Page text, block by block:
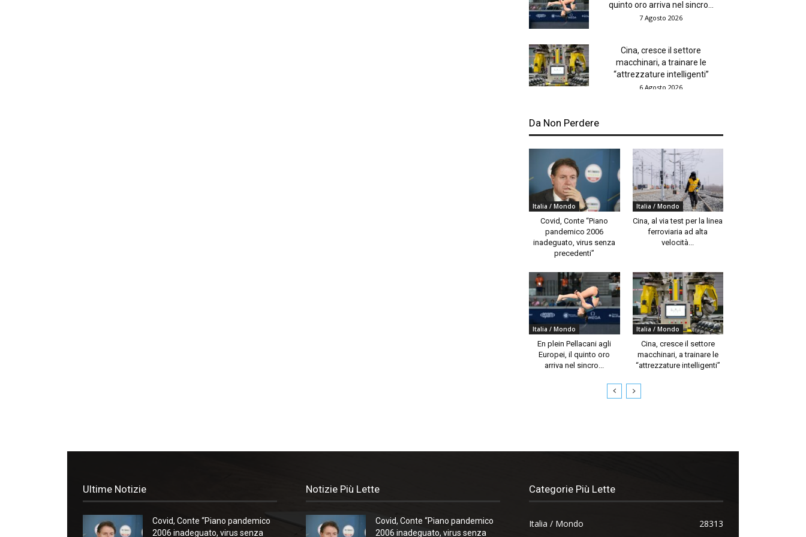
quinto oro arriva nel sincro...
7 Agosto 2026
Cina, cresce il settore
macchinari, a trainare le
“attrezzature intelligenti”
6 Agosto 2026
Da Non Perdere
Italia / Mondo
Covid, Conte “Piano
pandemico 2006
inadeguato, virus senza
precedenti”
Italia / Mondo
Cina, al via test per la linea
ferroviaria ad alta
velocità...
Italia / Mondo
En plein Pellacani agli
Europei, il quinto oro
arriva nel sincro...
Italia / Mondo
Cina, cresce il settore
macchinari, a trainare le
“attrezzature intelligenti”
Ultime Notizie
Covid, Conte “Piano pandemico
2006 inadeguato, virus senza
Notizie Più Lette
Covid, Conte “Piano pandemico
2006 inadeguato, virus senza
Categorie Più Lette
Italia / Mondo
28313